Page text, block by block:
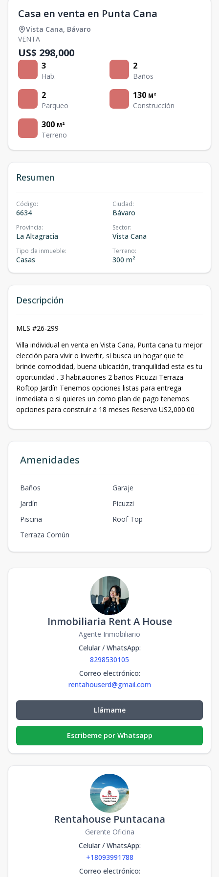
Casa en venta en Punta Cana
Vista Cana, Bávaro
VENTA
US$ 298,000
3
Hab.
2
Baños
2
Parqueo
130 M²
Construcción
300 M²
Terreno
Resumen
Código:
6634
Ciudad:
Bávaro
Provincia:
La Altagracia
Sector:
Vista Cana
Tipo de inmueble:
Casas
Terreno:
300 m²
Descripción
MLS #26-299
Villa individual en venta en Vista Cana, Punta cana tu mejor
elección para vivir o invertir, si busca un hogar que te
brinde comodidad, buena ubicación, tranquilidad esta es tu
oportunidad . 3 habitaciones 2 baños Picuzzi Terraza
Roftop Jardín Tenemos opciones listas para entrega
inmediata o si quieres un como plan de pago tenemos
opciones para construir a 18 meses Reserva US2,000.00
Amenidades
Baños
Garaje
Jardín
Picuzzi
Piscina
Roof Top
Terraza Común
Inmobiliaria Rent A House
Agente Inmobiliario
Celular / WhatsApp:
8298530105
Correo electrónico:
rentahouserd@gmail.com
Llámame
Escribeme por Whatsapp
Rentahouse Puntacana
Gerente Oficina
Celular / WhatsApp:
+18093991788
Correo electrónico: